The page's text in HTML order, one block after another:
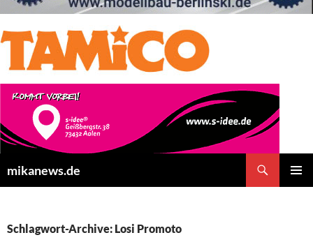
mikanews.de
Schlagwort-Archive: Losi Promoto